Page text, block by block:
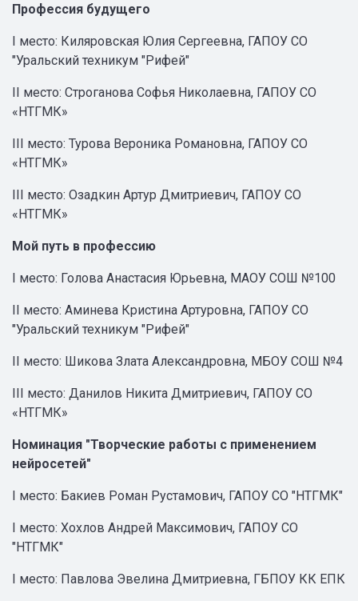
Профессия будущего
I место: Киляровская Юлия Сергеевна, ГАПОУ СО
"Уральский техникум "Рифей"
II место: Строганова Софья Николаевна, ГАПОУ СО
«НТГМК»
III место: Турова Вероника Романовна, ГАПОУ СО
«НТГМК»
III место: Озадкин Артур Дмитриевич, ГАПОУ СО
«НТГМК»
Мой путь в профессию
I место: Голова Анастасия Юрьевна, МАОУ СОШ №100
II место: Аминева Кристина Артуровна, ГАПОУ СО
"Уральский техникум "Рифей"
II место: Шикова Злата Александровна, МБОУ СОШ №4
III место: Данилов Никита Дмитриевич, ГАПОУ СО
«НТГМК»
Номинация "Творческие работы с применением
нейросетей"
I место: Бакиев Роман Рустамович, ГАПОУ СО "НТГМК"
I место: Хохлов Андрей Максимович, ГАПОУ СО
"НТГМК"
I место: Павлова Эвелина Дмитриевна, ГБПОУ КК ЕПК